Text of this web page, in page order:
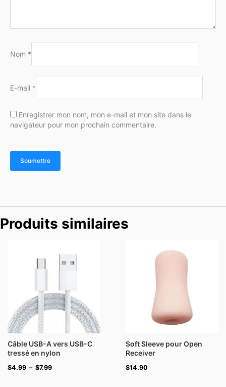
Nom *
E-mail *
Enregistrer mon nom, mon e-mail et mon site dans le
navigateur pour mon prochain commentaire.
Produits similaires
Câble USB-A vers USB-C
tressé en nylon
$4.99 – $7.99
prix :
$4.99
Soft Sleeve pour Open
Receiver
$14.90